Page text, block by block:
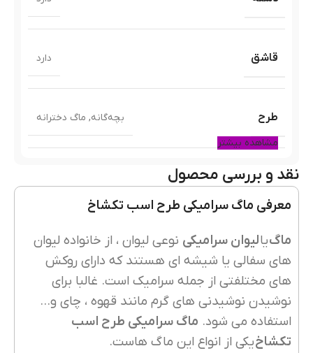
قاشق دارد
طرح بچه‌گانه, ماگ دخترانه
رنگ ماگ
انتخاب مدل: A,B , C , D
مشاهده بیشتر
نقد و بررسی محصول
معرفی ماگ سرامیکی طرح اسب تکشاخ
ماگیالیوان سرامیکی نوعی لیوان ، از خانواده لیوان
های سفالی یا شیشه ای هستند که دارای روکش
های مختلفتی از جمله سرامیک است. غالبا برای
نوشیدن نوشیدنی های گرم مانند قهوه ، چای و…
استفاده می شود. ماگ سرامیکی طرح اسب
تکشاخیکی از انواع این ماگ هاست.